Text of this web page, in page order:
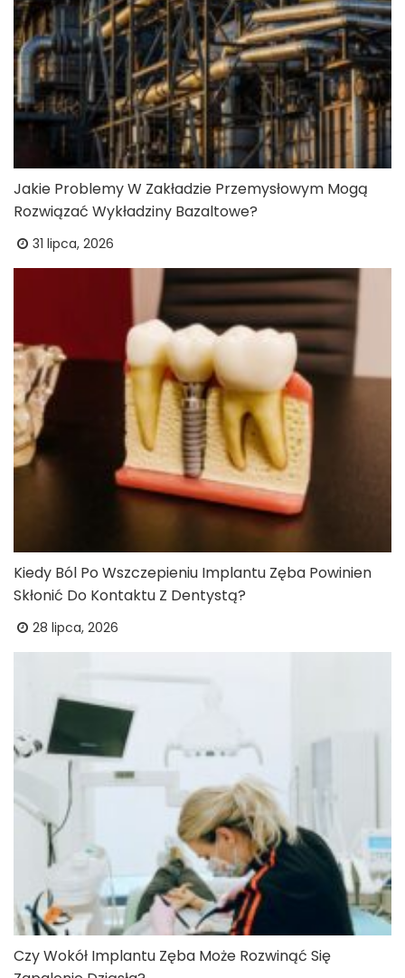
Jakie Problemy W Zakładzie Przemysłowym Mogą
Rozwiązać Wykładziny Bazaltowe?
31 lipca, 2026
Kiedy Ból Po Wszczepieniu Implantu Zęba Powinien
Skłonić Do Kontaktu Z Dentystą?
28 lipca, 2026
Czy Wokół Implantu Zęba Może Rozwinąć Się